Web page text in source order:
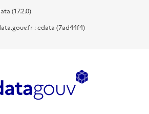
(17.2.0)
: cdata (7ad44f4)